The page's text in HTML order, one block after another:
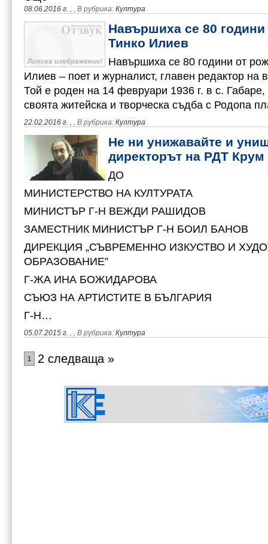
08.06.2016 г. , , В рубрика: Култура
Навършиха се 80
Тинко Илиев
Навършиха се 80 години от
Илиев – поет и журналист, главен редактор на
Той е роден на 14 февруари 1936 г. в с.
своята житейска и творческа съдба с Родопа
22.02.2016 г. , , В рубрика: Култура
Не ни унижавайте и
директорът на РДТ
ДО
МИНИСТЕРСТВО НА КУЛТУРАТА
МИНИСТЪР Г-Н ВЕЖДИ РАШИДОВ
ЗАМЕСТНИК МИНИСТЪР Г-Н БОИЛ БАНОВ
ДИРЕКЦИЯ „СЪВРЕМЕННО ИЗКУСТВО И
ОБРАЗОВАНИЕ”
Г-ЖА ИНА БОЖИДАРОВА
СЪЮЗ НА АРТИСТИТЕ В БЪЛГАРИЯ
Г-Н…
05.07.2015 г. , , В рубрика: Култура
1 2 следваща »